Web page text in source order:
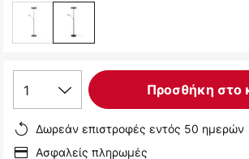
1 Προσθήκη στο
Δωρεάν επιστροφές εντός 50 ημερών
Ασφαλείς πληρωμές